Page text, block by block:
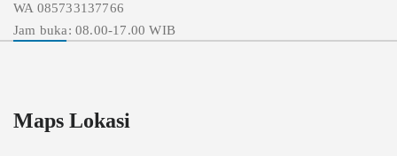
WA 085733137766
Jam buka: 08.00-17.00 WIB
Maps Lokasi